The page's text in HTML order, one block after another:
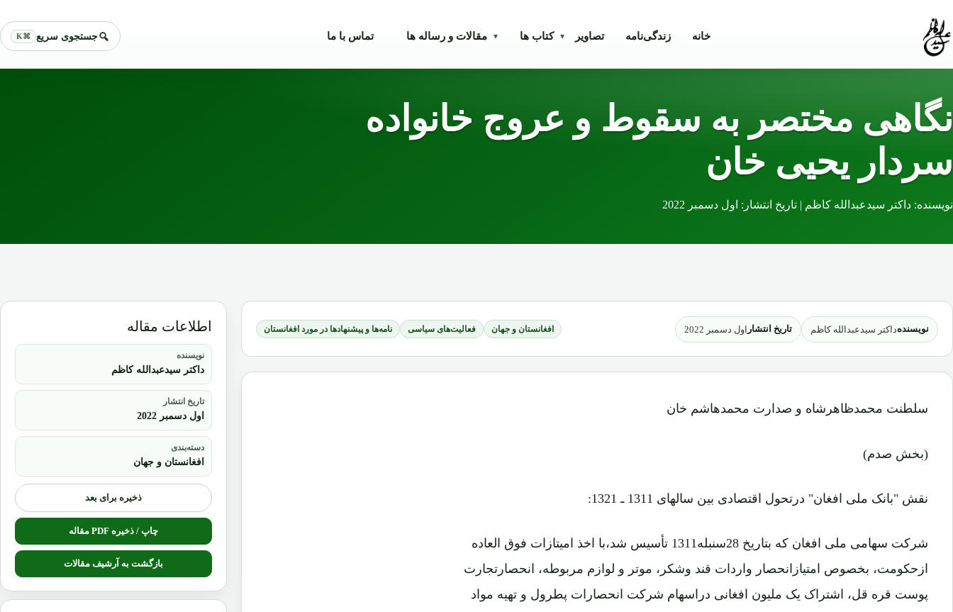
خانه زندگی‌نامه تصاویر کتاب ها ▾ مقالات و رساله ها ▾ تماس با ما جستجوی سریع ⌘K
نگاهی مختصر به سقوط و عروج خانواده
سردار یحیی خان
نویسنده: داکتر سیدعبدالله کاظم | تاریخ انتشار: اول دسمبر 2022
نویسندهداکتر سیدعبدالله کاظم تاریخ انتشار اول دسمبر 2022 افغانستان و جهان فعالیت‌های سیاسی نامه‌ها و پیشنهادها در مورد افغانستان
سلطنت محمدظاهرشاه و صدارت محمدهاشم خان
(بخش صدم)
نقش "بانک ملی افغان" درتحول اقتصادی بین سالهای 1311 ـ 1321:
شرکت سهامی ملی افغان که بتاریخ 28سنبله1311 تأسیس شد،با اخذ امیتازات فوق العاده
ازحکومت، بخصوص امتیازانحصار واردات قند وشکر، موتر و لوازم مربوطه، انحصارتجارت
پوست قره قل، اشتراک یک ملیون افغانی دراسهام شرکت انحصارات پطرول و تهیه مواد
اطلاعات مقاله
نویسنده
داکتر سیدعبدالله کاظم
تاریخ انتشار
اول دسمبر 2022
دسته‌بندی
افغانستان و جهان
ذخیره برای بعد
چاپ / ذخیره PDF مقاله
بازگشت به آرشیف مقالات